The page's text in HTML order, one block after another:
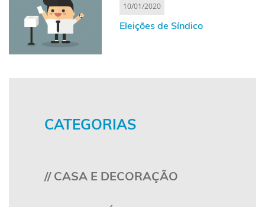
10/01/2020
Eleições de Síndico
CATEGORIAS
// CASA E DECORAÇÃO